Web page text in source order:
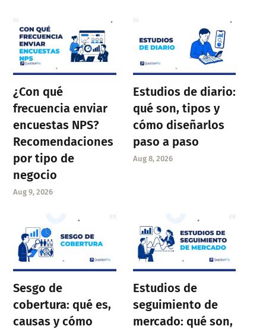
¿Con qué
frecuencia enviar
encuestas NPS?
Recomendaciones
por tipo de
negocio
Aug 9, 2026
Estudios de diario:
qué son, tipos y
cómo diseñarlos
paso a paso
Aug 8, 2026
Sesgo de
cobertura: qué es,
causas y cómo
Estudios de
seguimiento de
mercado: qué son,